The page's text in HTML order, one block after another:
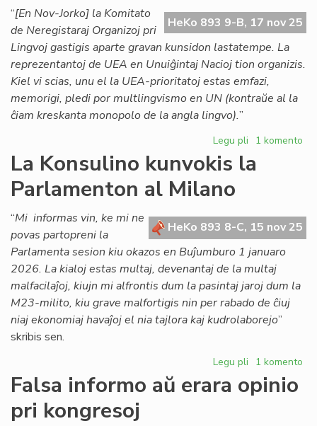
pri
HeKo 893 9-B, 17 nov 25
“[En Nov-Jorko] la Komitato
de Neregistaraj Organizoj pri
Lingvoj gastigis aparte gravan kunsidon lastatempe. La
reprezentantoj de UEA en Unuiĝintaj Nacioj tion organizis.
Kiel vi scias, unu el la UEA-prioritatoj estas emfazi,
memorigi, pledi por multlingvismo en UN (kontraŭe al la
ĉiam kreskanta monopolo de la angla lingvo).”
Legu pli pri
nova
la
monda
lingva
ordo?
1 komento
La Konsulino kunvokis la
Parlamenton al Milano
HeKo 893 8-C, 15 nov 25
“Mi informas vin, ke mi ne
povas partopreni la
Parlamenta sesion kiu okazos en Buĵumburo 1 januaro
2026. La kialoj estas multaj, devenantaj de la multaj
malfacilaĵoj, kiujn mi alfrontis dum la pasintaj jaroj dum la
M23-milito, kiu grave malfortigis nin per rabado de ĉiuj
niaj ekonomiaj havaĵoj el nia tajlora kaj kudrolaborejo”
skribis sen.
Legu pli pri
Konsulino
1 komento
Falsa informo aŭ erara opinio
pri kongresoj